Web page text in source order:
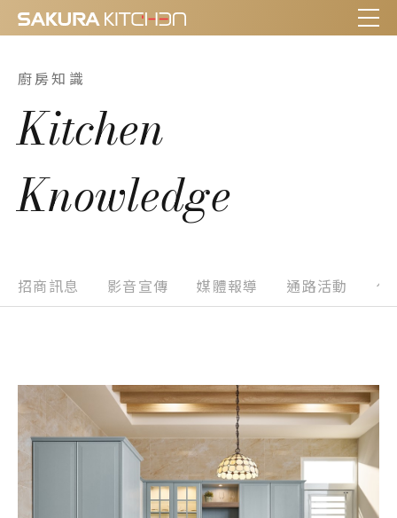
廚房知識
Kitchen
Knowledge
招商訊息 影音宣傳 媒體報導 通路活動 代